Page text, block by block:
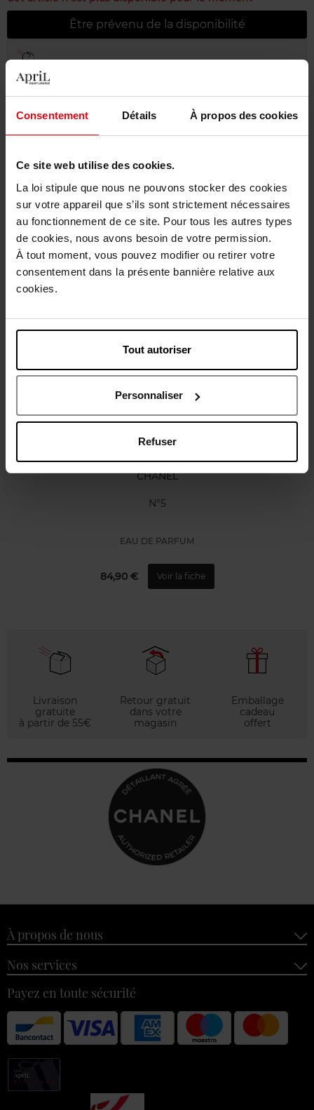
Consentement Détails À propos des cookies
Ce site web utilise des cookies.
La loi stipule que nous ne pouvons stocker des cookies
sur votre appareil que s’ils sont strictement nécessaires
au fonctionnement de ce site. Pour tous les autres types
de cookies, nous avons besoin de votre permission.
À tout moment, vous pouvez modifier ou retirer votre
consentement dans la présente bannière relative aux
cookies.
Tout autoriser
Personnaliser
Refuser
Être prévenu de la disponibilité
Retour gratuit dans votre magasin
Emballage cadeau offert
Description
Conseil d'utilisation
Caractéristiques
Vous aimerez peut-être
CHANEL
N°5
EAU DE PARFUM
84,90 € Voir la fiche
Livraison
gratuite
à partir de 55€
Retour gratuit
dans votre
magasin
Emballage
cadeau
offert
À propos de nous
Nos services
Payez en toute sécurité